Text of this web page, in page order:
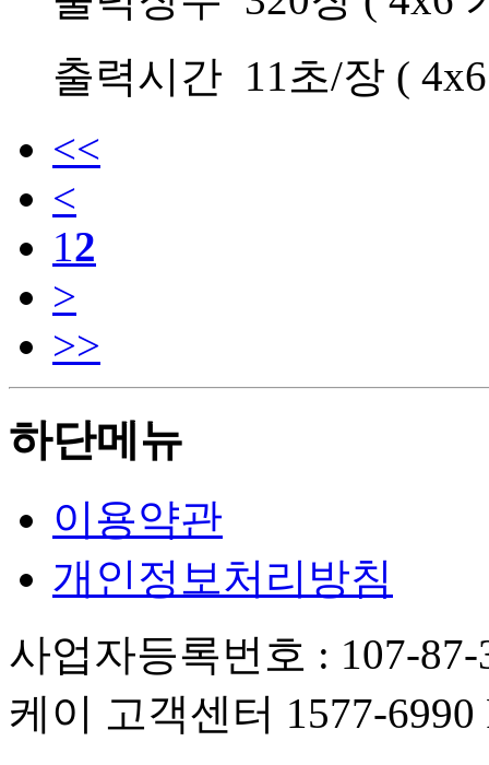
출력시간 11초/장 (
<<
<
12
>
>>
하단메뉴
이용약관
개인정보처리방침
사업자등록번호 : 107-
케이 고객센터 1577-6990